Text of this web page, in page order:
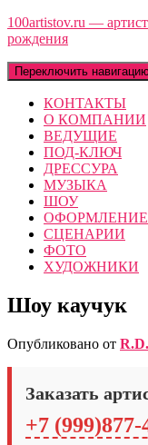
100artistov.ru —
рождения
Переключить
КОНТАКТЫ
О КОМПАНИИ
ВЕДУЩИЕ
ПОД-КЛЮЧ
ДРЕССУРА
МУЗЫКА
ШОУ
ОФОРМЛЕНИЕ
СЦЕНАРИИ
ФОТО
ХУДОЖНИКИ
Шоу каучук
Опубликовано от R.D.
Заказать
+7 (999)877-